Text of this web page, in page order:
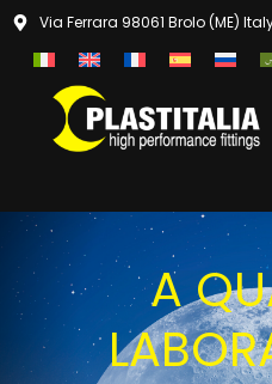
Via Ferrara 98061 Brolo (ME)
A